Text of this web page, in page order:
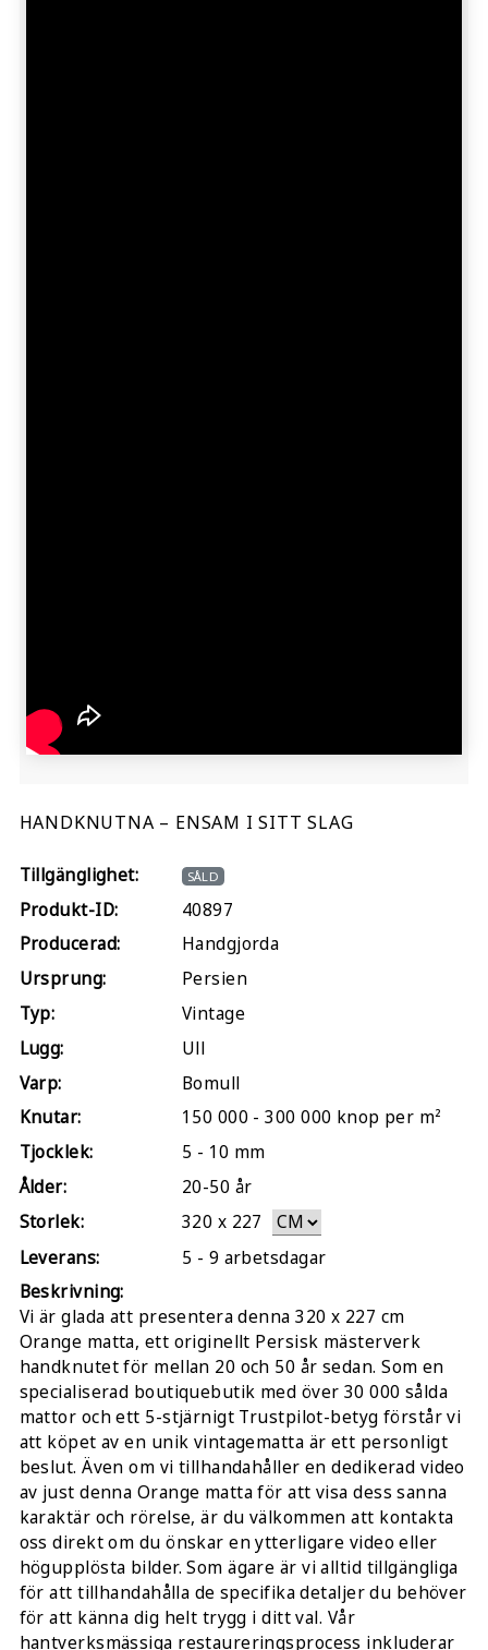
HANDKNUTNA – ENSAM I SITT SLAG
Tillgänglighet: SÅLD
Produkt-ID:
40897
Producerad:
Handgjorda
Ursprung:
Persien
Typ:
Vintage
Lugg:
Ull
Varp:
Bomull
Knutar:
150 000 - 300 000 knop per m²
Tjocklek:
5 - 10 mm
Ålder:
20-50 år
Storlek:
320 x 227
Leverans:
5 - 9 arbetsdagar
Beskrivning:
Vi är glada att presentera denna 320 x 227 cm
Orange matta, ett originellt Persisk mästerverk
handknutet för mellan 20 och 50 år sedan. Som en
specialiserad boutiquebutik med över 30 000 sålda
mattor och ett 5-stjärnigt Trustpilot-betyg förstår vi
att köpet av en unik vintagematta är ett personligt
beslut. Även om vi tillhandahåller en dedikerad video
av just denna Orange matta för att visa dess sanna
karaktär och rörelse, är du välkommen att kontakta
oss direkt om du önskar en ytterligare video eller
högupplösta bilder. Som ägare är vi alltid tillgängliga
för att tillhandahålla de specifika detaljer du behöver
för att känna dig helt trygg i ditt val. Vår
hantverksmässiga restaureringsprocess inkluderar